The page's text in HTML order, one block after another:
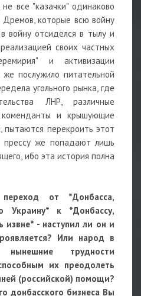
все "казачки" одинаково
Дремов, которые всю войну
войну отсиделся в тылу и
своих частных
и активизации
же послужило питательной
угольного рынка, где
ЛНР, различные
коменданты и крышующие
пытаются перекроить этот
прессу же попадают лишь
ибо эта история полна
от *Донбасса,
Украину* к *Донбассу,
- наступил ли он и
Или народ в
трудности
их преодолеть
(российской) помощи?
донбасского бизнеса Вы